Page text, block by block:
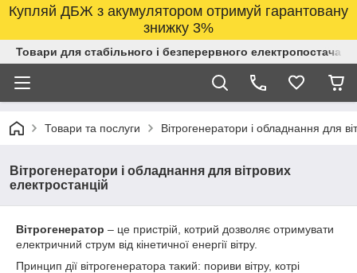
Купляй ДБЖ з акумулятором отримуй гарантовану
знижку 3%
Товари для стабільного і безперервного
Товари та послуги Вітрогенератори і обладнання для
Вітрогенератори і обладнання для вітрових
електростанцій
Вітрогенератор – це пристрій, котрий дозволяє отримувати
електричний струм від кінетичної енергії вітру.
Принцип дії вітрогенератора такий: пориви вітру, котрі